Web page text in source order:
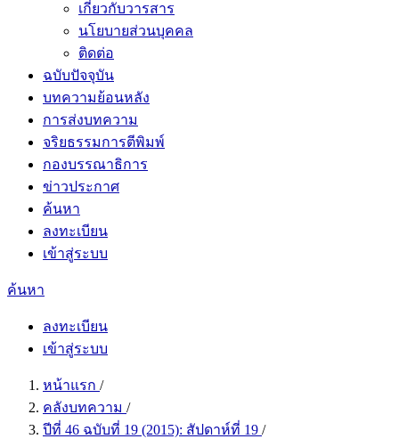
เกี่ยวกับวารสาร
นโยบายส่วนบุคคล
ติดต่อ
ฉบับปัจจุบัน
บทความย้อนหลัง
การส่งบทความ
จริยธรรมการตีพิมพ์
กองบรรณาธิการ
ข่าวประกาศ
ค้นหา
ลงทะเบียน
เข้าสู่ระบบ
ค้นหา
ลงทะเบียน
เข้าสู่ระบบ
หน้าแรก /
คลังบทความ /
ปีที่ 46 ฉบับที่ 19 (2015): สัปดาห์ที่ 19 /